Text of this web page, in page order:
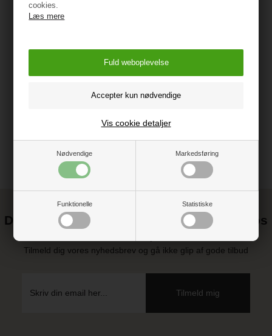
cookies.
Læs mere
Nødvendige Markedsføring
Funktionelle Statistiske
Vis cookie detaljer
Mål: 51,5 x 44,0 x 55,0 cm (LxBxH)
Vejledning
Det kan blive endnu billigere at handle hos
Tilmeld dig vores nyhedsbrev og gå ikke glip af gode tilbud